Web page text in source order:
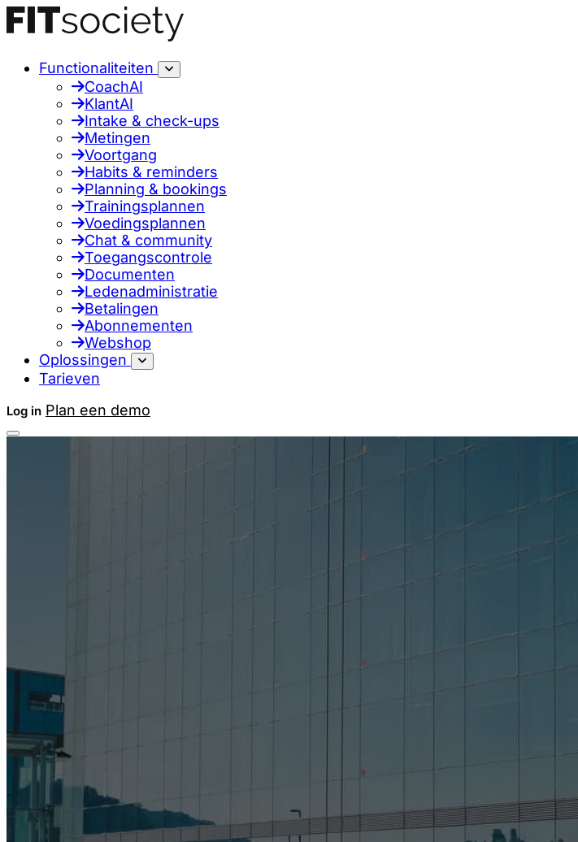
Functionaliteiten
CoachAI
KlantAI
Intake & check-ups
Metingen
Voortgang
Habits & reminders
Planning & bookings
Trainingsplannen
Voedingsplannen
Chat & community
Toegangscontrole
Documenten
Ledenadministratie
Betalingen
Abonnementen
Webshop
Oplossingen
Tarieven
Log in Plan een demo